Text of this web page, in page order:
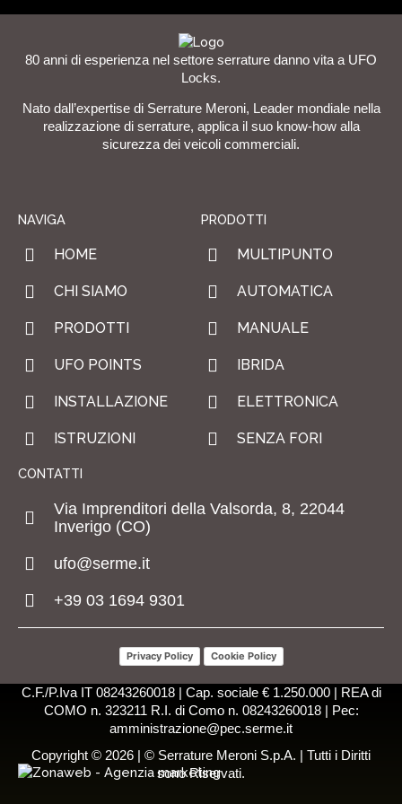
80 anni di esperienza nel settore serrature danno vita a UFO
Locks.
Nato dall’expertise di Serrature Meroni, Leader mondiale nella
realizzazione di serrature, applica il suo know-how alla
sicurezza dei veicoli commerciali.
NAVIGA
HOME
CHI SIAMO
PRODOTTI
UFO POINTS
INSTALLAZIONE
ISTRUZIONI
PRODOTTI
MULTIPUNTO
AUTOMATICA
MANUALE
IBRIDA
ELETTRONICA
SENZA FORI
CONTATTI
Via Imprenditori della Valsorda, 8, 22044
Inverigo (CO)
ufo@serme.it
+39 03 1694 9301
Privacy Policy Cookie Policy
C.F./P.Iva IT 08243260018 | Cap. sociale € 1.250.000 | REA di
COMO n. 323211 R.I. di Como n. 08243260018 | Pec:
amministrazione@pec.serme.it
Copyright © 2026 | © Serrature Meroni S.p.A. | Tutti i Diritti
sono Riservati.